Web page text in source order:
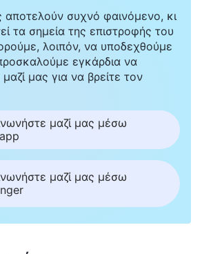
μαζί μου για την αρχή της
των άλλων. Μα εγώ δεν
ημέρες αργότερα, οι
και η Αδελφή Λι με
της Αδελφής Τσεν.
κοντά με την Αδελφή
γνωρίζει καλά· πρέπει να της
δεν κάνει για
δεν θα την ψηφίσει». Της
αποτελούν συχνό φαινόμενο, κι
τα σημεία της επιστροφής του
λοιπόν, να υποδεχθούμε
εγκάρδια να
μας για να βρείτε τον
μαζί μας μέσω
μαζί μας μέσω